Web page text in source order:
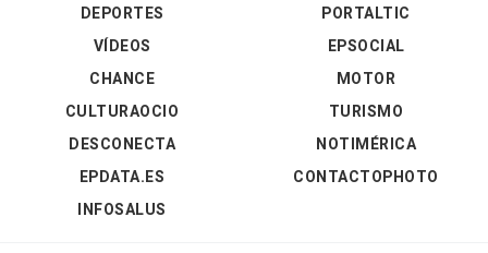
DEPORTES
VÍDEOS
PORTALTIC
EPSOCIAL
CHANCE
CULTURAOCIO
DESCONECTA
EPDATA.ES
INFOSALUS
MOTOR
TURISMO
NOTIMÉRICA
CONTACTOPHOTO